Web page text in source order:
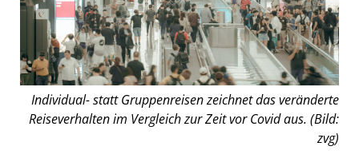
Individual- statt Gruppenreisen zeichnet das veränderte
Reiseverhalten im Vergleich zur Zeit vor Covid aus. (Bild:
zvg)